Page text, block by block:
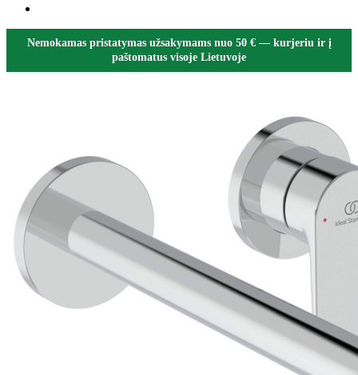
Nemokamas pristatymas užsakymams nuo 50 € — kurjeriu ir į
paštomatus visoje Lietuvoje